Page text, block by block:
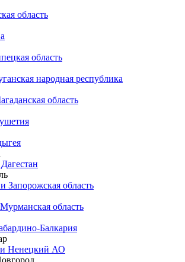
область
область
народная республика
область
Запорожская область
область
Балкария
Ненецкий АО